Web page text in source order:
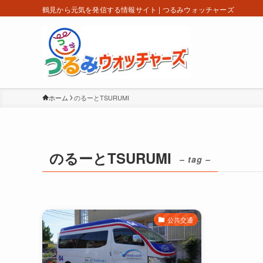
鶴見から元気を発信する情報サイト | つるみウォッチャーズ
ホーム のるーとTSURUMI
のるーとTSURUMI – tag –
公共交通